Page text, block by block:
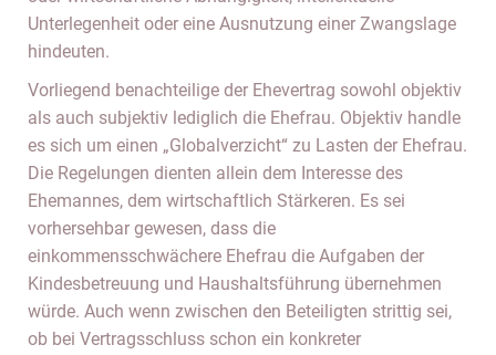
Unterlegenheit oder eine Ausnutzung einer Zwangslage
hindeuten.
Vorliegend benachteilige der Ehevertrag sowohl objektiv
als auch subjektiv lediglich die Ehefrau. Objektiv handle
es sich um einen „Globalverzicht“ zu Lasten der Ehefrau.
Die Regelungen dienten allein dem Interesse des
Ehemannes, dem wirtschaftlich Stärkeren. Es sei
vorhersehbar gewesen, dass die
einkommensschwächere Ehefrau die Aufgaben der
Kindesbetreuung und Haushaltsführung übernehmen
würde. Auch wenn zwischen den Beteiligten strittig sei,
ob bei Vertragsschluss schon ein konkreter